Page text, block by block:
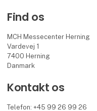
Find os
MCH Messecenter Herning
Vardevej 1
7400 Herning
Danmark
Kontakt os
Telefon: +45 99 26 99 26